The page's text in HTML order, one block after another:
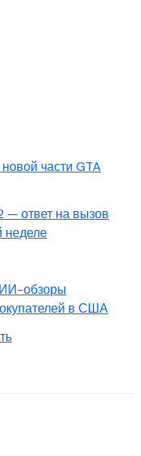
части GTA
— ответ на вызов
неделе
обзоры
в США